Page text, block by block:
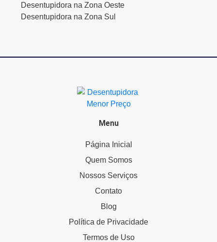
Desentupidora na Zona Oeste
Desentupidora na Zona Sul
Menu
Página Inicial
Quem Somos
Nossos Serviços
Contato
Blog
Política de Privacidade
Termos de Uso